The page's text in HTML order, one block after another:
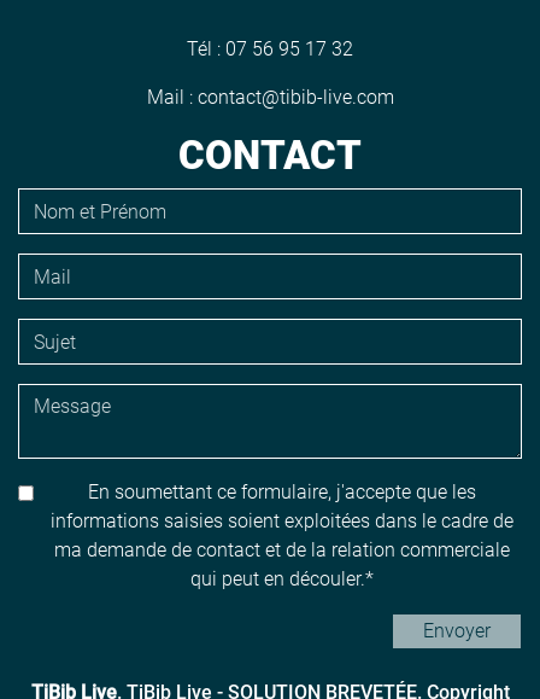
Tél : 07 56 95 17 32
Mail : contact@tibib-live.com
CONTACT
En soumettant ce formulaire, j'accepte que les
informations saisies soient exploitées dans le cadre de
ma demande de contact et de la relation commerciale
qui peut en découler.
Envoyer
TiBib Live. TiBib Live - SOLUTION BREVETÉE. Copyright